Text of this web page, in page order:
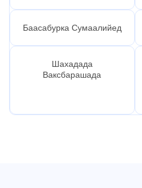
Баасабурка Сумаалийед
Шахадада
Ваксбарашада